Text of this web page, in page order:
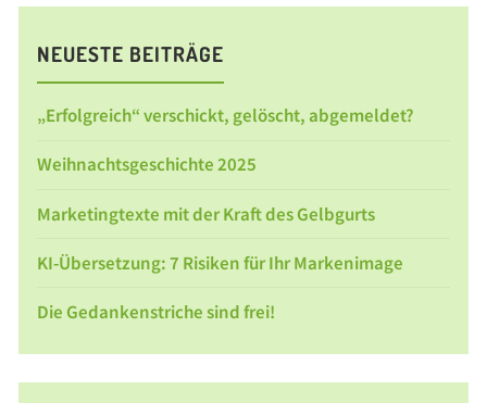
NEUESTE BEITRÄGE
„Erfolgreich“ verschickt, gelöscht, abgemeldet?
Weihnachtsgeschichte 2025
Marketingtexte mit der Kraft des Gelbgurts
KI-Übersetzung: 7 Risiken für Ihr Markenimage
Die Gedankenstriche sind frei!